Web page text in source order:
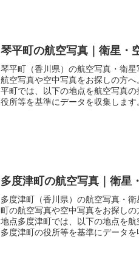
琴平町の航空写真｜衛星・
琴平町（香川県）の航空写真・衛
航空写真や空中写真をお探しの方
平町では、以下の地点を航空写真
役所等を基準にデータを収集します
多度津町の航空写真｜衛星
多度津町（香川県）の航空写真・
町の航空写真や空中写真をお探し
地点多度津町では、以下の地点を航
多度津町の役所等を基準にデータを